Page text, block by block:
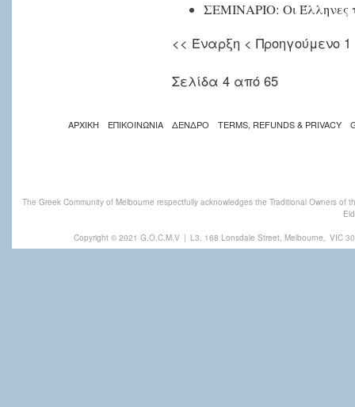
ΣΕΜΙΝΑΡΙΟ: Οι Έλληνες
<< Έναρξη < Προηγούμενο 1
Σελίδα 4 από 65
ΑΡΧΙΚΗ ΕΠΙΚΟΙΝΩΝΙΑ ΔΕΝΔΡΟ TERMS, REFUNDS & PRIVACY
The Greek Community of Melbourne respectfully acknowledges the Traditional Owners
Copyright © 2021 G.O.C.M.V | L3, 168 Lonsdale Street, Melbourne, VIC